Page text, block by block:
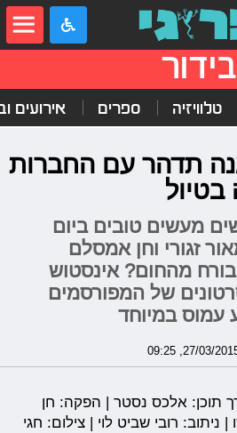
בידור
טלוויזיה ספרים אירועים
תדהר עם החברות
מעשים טובים ביום
זגורי וחן אמסלם
מהחום? אינסטוש
של המפורסמים
עמוס במיוחד
תוכן: אלכס נסטר | הפקה: חן
| ניתוב: רובי שביט לוי | צילום: חגי